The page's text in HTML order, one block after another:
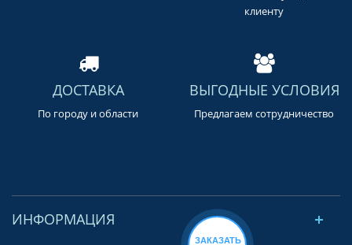
клиенту
ДОСТАВКА
По городу и области
ВЫГОДНЫЕ УСЛОВИЯ
Предлагаем сотрудничество
ИНФОРМАЦИЯ
ЗАКАЗАТЬ